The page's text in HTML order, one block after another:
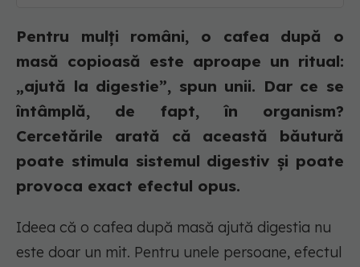
Pentru mulți români, o cafea după o
masă copioasă este aproape un ritual:
„ajută la digestie”, spun unii. Dar ce se
întâmplă, de fapt, în organism?
Cercetările arată că această băutură
poate stimula sistemul digestiv și poate
provoca exact efectul opus.
Ideea că o cafea după masă ajută digestia nu
este doar un mit. Pentru unele persoane, efectul